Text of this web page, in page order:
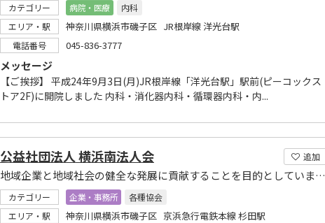
カテゴリー 病院・医療
内科
エリア・駅
神奈川県横浜市磯子区 JR根岸線 洋光台駅
電話番号 045-836-3777
メッセージ
【ご挨拶】 平成24年9月3日(月)JR根岸線「洋光台駅」駅前(ピーコックス
トア2F)に開院しました 内科・消化器内科・循環器内科・内...
追加
公益社団法人 横浜南法人会
地域企業と地域社会の健全な発展に貢献することを目的としています。
カテゴリー 企業・事務所
各種協会
エリア・駅
神奈川県横浜市磯子区 京浜急行電鉄本線 杉田駅